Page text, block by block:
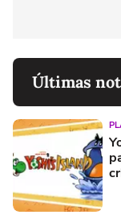
Últimas